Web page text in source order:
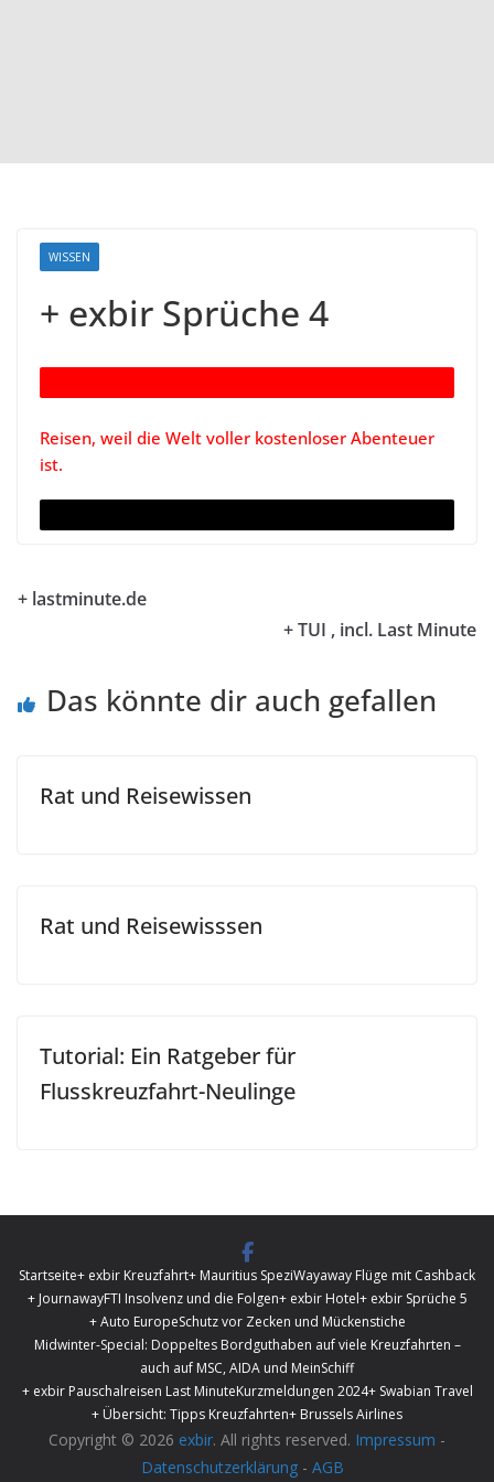
WISSEN
+ exbir Sprüche 4
Reisen, weil die Welt voller kostenloser Abenteuer
ist.
+ lastminute.de
+ TUI , incl. Last Minute
Das könnte dir auch gefallen
Rat und Reisewissen
Rat und Reisewisssen
Tutorial: Ein Ratgeber für
Flusskreuzfahrt-Neulinge
Startseite+ exbir Kreuzfahrt+ Mauritius SpeziWayaway Flüge mit Cashback
+ JournawayFTI Insolvenz und die Folgen+ exbir Hotel+ exbir Sprüche 5
+ Auto EuropeSchutz vor Zecken und Mückenstiche
Midwinter-Special: Doppeltes Bordguthaben auf viele Kreuzfahrten –
auch auf MSC, AIDA und MeinSchiff
+ exbir Pauschalreisen Last MinuteKurzmeldungen 2024+ Swabian Travel
+ Übersicht: Tipps Kreuzfahrten+ Brussels Airlines
Copyright © 2026 exbir. All rights reserved. Impressum -
Datenschutzerklärung - AGB